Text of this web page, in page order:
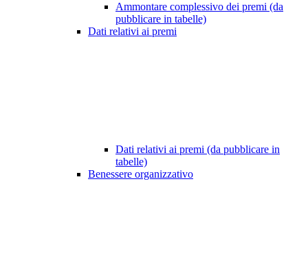
Ammontare complessivo dei premi (da
pubblicare in tabelle)
Dati relativi ai premi
Dati relativi ai premi (da pubblicare in
tabelle)
Benessere organizzativo